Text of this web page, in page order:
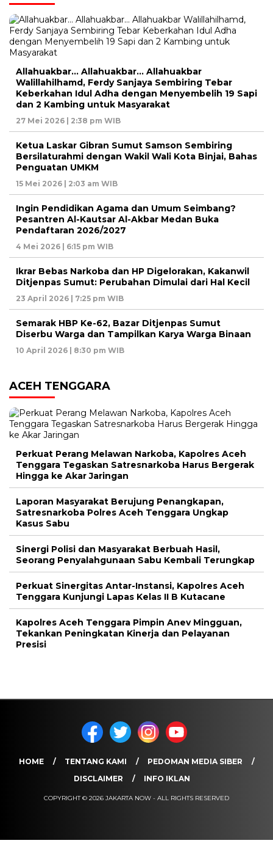
Allahuakbar… Allahuakbar… Allahuakbar
Walillahilhamd, Ferdy Sanjaya Sembiring Tebar
Keberkahan Idul Adha dengan Menyembelih 19 Sapi
dan 2 Kambing untuk Masyarakat
27 Mei 2026 | 2:38 pm WIB
Ketua Laskar Gibran Sumut Samson Sembiring
Bersilaturahmi dengan Wakil Wali Kota Binjai, Bahas
Penguatan UMKM
15 Mei 2026 | 2:03 am WIB
Ingin Pendidikan Agama dan Umum Seimbang?
Pesantren Al-Kautsar Al-Akbar Medan Buka
Pendaftaran 2026/2027
4 Mei 2026 | 6:15 pm WIB
Ikrar Bebas Narkoba dan HP Digelorakan, Kakanwil
Ditjenpas Sumut: Perubahan Dimulai dari Hal Kecil
23 April 2026 | 7:25 pm WIB
Semarak HBP Ke-62, Bazar Ditjenpas Sumut
Diserbu Warga dan Tampilkan Karya Warga Binaan
10 April 2026 | 8:30 pm WIB
ACEH TENGGARA
Perkuat Perang Melawan Narkoba, Kapolres Aceh
Tenggara Tegaskan Satresnarkoba Harus Bergerak
Hingga ke Akar Jaringan
Laporan Masyarakat Berujung Penangkapan,
Satresnarkoba Polres Aceh Tenggara Ungkap
Kasus Sabu
Sinergi Polisi dan Masyarakat Berbuah Hasil,
Seorang Penyalahgunaan Sabu Kembali Terungkap
Perkuat Sinergitas Antar-Instansi, Kapolres Aceh
Tenggara Kunjungi Lapas Kelas II B Kutacane
Kapolres Aceh Tenggara Pimpin Anev Mingguan,
Tekankan Peningkatan Kinerja dan Pelayanan
Presisi
HOME TENTANG KAMI
PEDOMAN MEDIA SIBER
DISCLAIMER
INFO IKLAN
COPYRIGHT © 2026 JAKARTA NOW - ALL RIGHTS RESERVED